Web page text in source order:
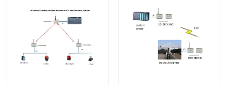
Vidéos
À propos de nous